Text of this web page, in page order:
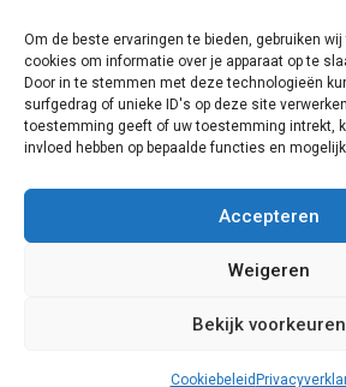
Om de beste ervaringen te bieden, gebruiken
cookies om informatie over je apparaat op te
Door in te stemmen met deze technologieën
surfgedrag of unieke ID's op deze site
toestemming geeft of uw toestemming intrekt,
invloed hebben op bepaalde functies en
Accepteren
Weigeren
Bekijk voorkeuren
Cookiebeleid
Privacyverklaring